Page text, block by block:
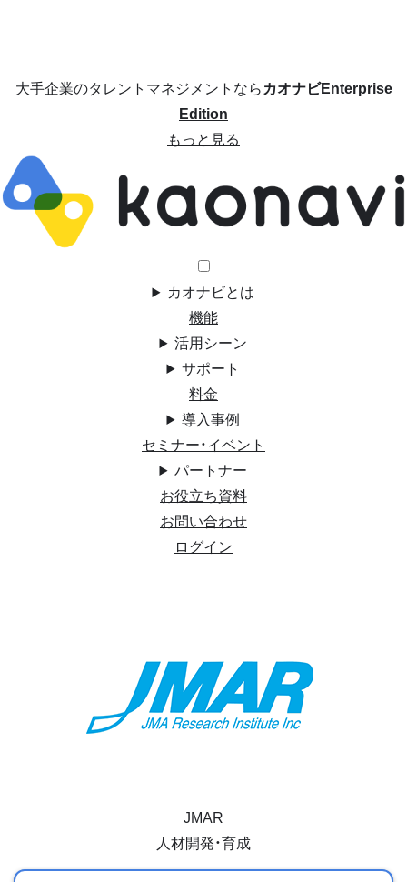
大手企業のタレントマネジメントならカオナビEnterprise
Edition
もっと見る
カオナビとは
機能
活用シーン
サポート
料金
導入事例
セミナー・イベント
パートナー
お役立ち資料
お問い合わせ
ログイン
JMAR
人材開発・育成